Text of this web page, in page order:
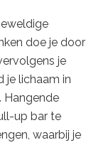
doe je door
je
je lichaam in
Hangende
up bar te
waarbij je